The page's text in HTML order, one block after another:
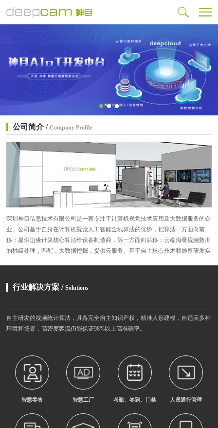
公司简介 / Company Profile
深圳神目信息技术有限公司是一家专注于计算机视觉技术应用及大数据服务的企
业。公司基于自身在计算机视觉人工智能全栈算法的优势，把算法一方面向前
移：提供边缘计算核心算法给设备制造商，另一方面向后移：云端海量视频数据
的秒级处理，匹配，大数据挖掘，提供云服务。基于自主核心技术和雄厚研发实
行业解决方案 / Solutions
自主研发的视频统计算法，具备完全自主知识产权，精准人形建模，自适应多种
环境和场景，高密度客流仍能保证98%以上高准确率。
智慧零售 智慧工厂 考勤、签到、门禁 人员通行管理